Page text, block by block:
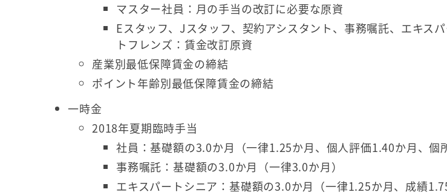
マスター社員：月の手当の改訂に必要な原資
Eスタッフ、Jスタッフ、契約アシスタント、事務嘱託、エキス
トフレンズ：賃金改訂原資
産業別最低保障賃金の締結
ポイント年齢別最低保障賃金の締結
一時金
2018年夏期臨時手当
社員：基礎額の3.0か月（一律1.25か月、個人評価1.40か月、個
事務嘱託：基礎額の3.0か月（一律3.0か月）
エキスパートシニア：基礎額の3.0か月（一律1.25か月、成績